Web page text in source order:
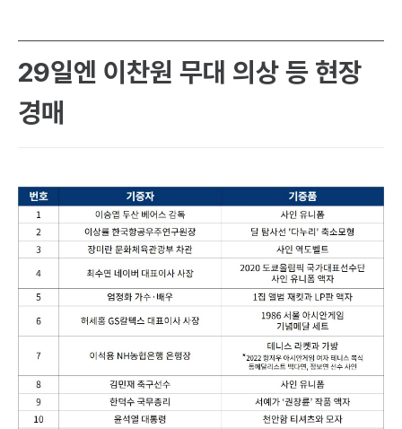
29일엔 이찬원 무대 의상 등 현장
경매